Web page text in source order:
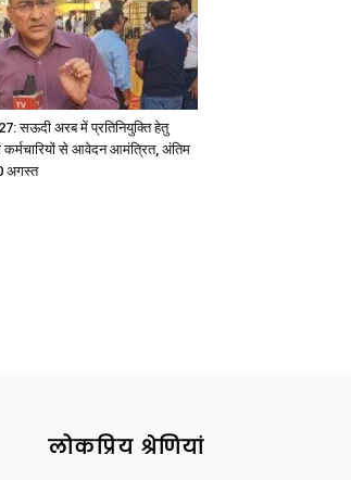
सऊदी अरब में प्रतिनियुक्ति हेतु
कर्मचारियों से आवेदन आमंत्रित, अंतिम
अगस्त
लोकप्रिय श्रेणियां